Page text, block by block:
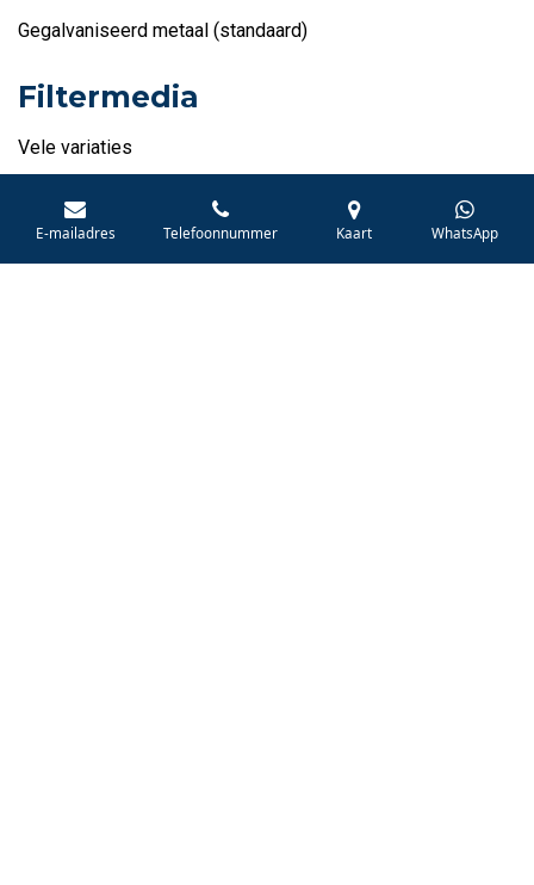
Gegalvaniseerd metaal (standaard)
Filtermedia
Vele variaties
Offerte aanvragen
E-mailadres Telefoonnummer Kaart WhatsApp